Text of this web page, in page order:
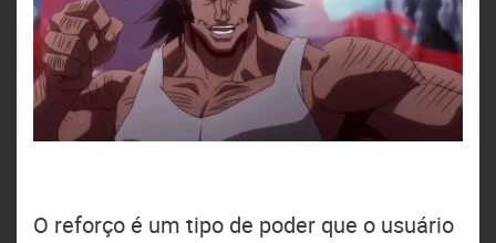
O reforço é um tipo de poder que o usuário